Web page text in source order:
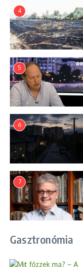
4
5
6
7
Gasztronómia